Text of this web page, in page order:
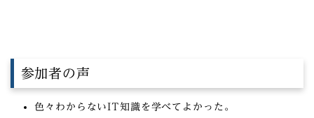
参加者の声
色々わからないIT知識を学べてよかった。